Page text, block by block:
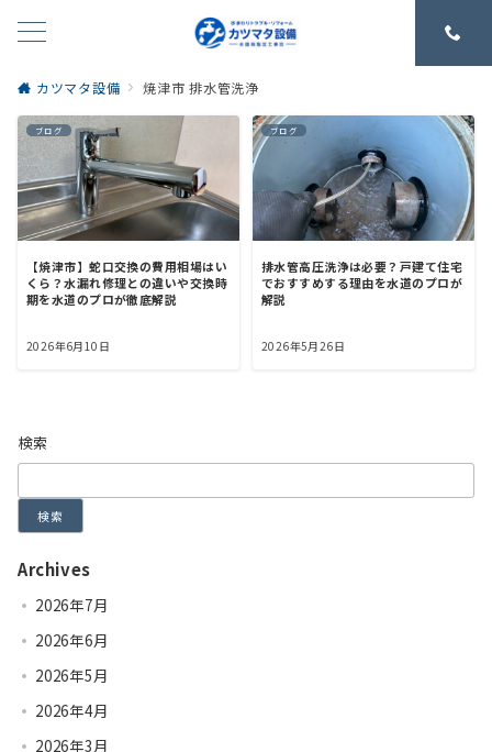
カツマタ設備 焼津市 排水管洗浄
ブログ
【焼津市】蛇口交換の費用相場はい
くら？水漏れ修理との違いや交換時
期を水道のプロが徹底解説
2026年6月10日
ブログ
排水管高圧洗浄は必要？戸建て住宅
でおすすめする理由を水道のプロが
解説
2026年5月26日
検索
検索
Archives
2026年7月
2026年6月
2026年5月
2026年4月
2026年3月